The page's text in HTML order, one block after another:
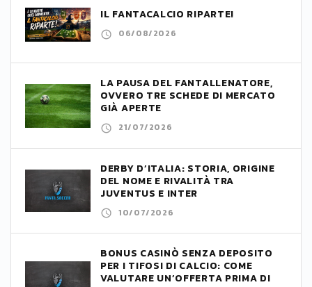
IL FANTACALCIO RIPARTE!
06/08/2026
LA PAUSA DEL FANTALLENATORE,
OVVERO TRE SCHEDE DI MERCATO
GIÀ APERTE
21/07/2026
DERBY D’ITALIA: STORIA, ORIGINE
DEL NOME E RIVALITÀ TRA
JUVENTUS E INTER
10/07/2026
BONUS CASINÒ SENZA DEPOSITO
PER I TIFOSI DI CALCIO: COME
VALUTARE UN’OFFERTA PRIMA DI